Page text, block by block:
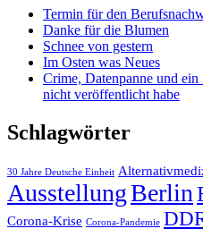
Termin für den
Danke für die Blumen
Schnee von gestern
Im Osten was Neues
Crime, Datenpanne und
nicht veröffentlicht habe
Schlagwörter
30 Jahre Deutsche Einheit
AusstellungBerlin
Corona-Krise Corona-Pandemie